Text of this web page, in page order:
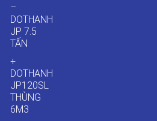
–
DOTHANH
JP 7.5
TẤN
+
DOTHANH
JP120SL
THÙNG
6M3